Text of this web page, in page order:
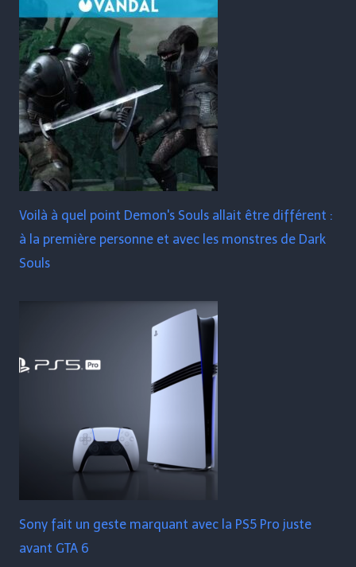
Voilà à quel point Demon's Souls allait être différent :
à la première personne et avec les monstres de Dark
Souls
Sony fait un geste marquant avec la PS5 Pro juste
avant GTA 6